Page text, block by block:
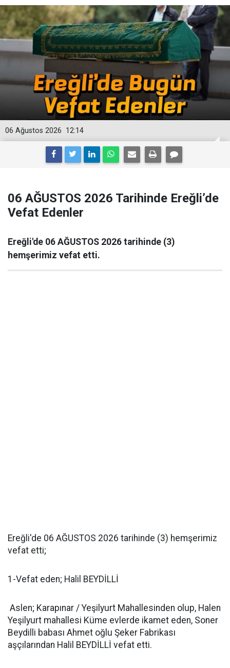
12:14
06 Ağustos 2026
06 AĞUSTOS 2026 Tarihinde Ereğli’de
Vefat Edenler
Ereğli'de 06 AĞUSTOS 2026 tarihinde (3)
hemşerimiz vefat etti.
Ereğli'de 06 AĞUSTOS 2026 tarihinde (3) hemşerimiz
vefat etti;
1-Vefat eden; Halil BEYDİLLİ
Aslen; Karapınar / Yeşilyurt Mahallesinden olup, Halen
Yeşilyurt mahallesi Küme evlerde ikamet eden, Soner
Beydilli babası Ahmet oğlu Şeker Fabrikası
aşçılarından Halil BEYDİLLİ vefat etti.